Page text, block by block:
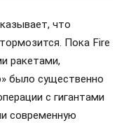
что
Пока Fire
ракетами,
было существенно
с гигантами
современную